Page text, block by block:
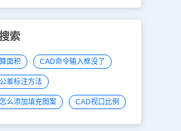
索
面积 CAD命令输入框没了
差标注方法
么添加填充图案 CAD视口比例